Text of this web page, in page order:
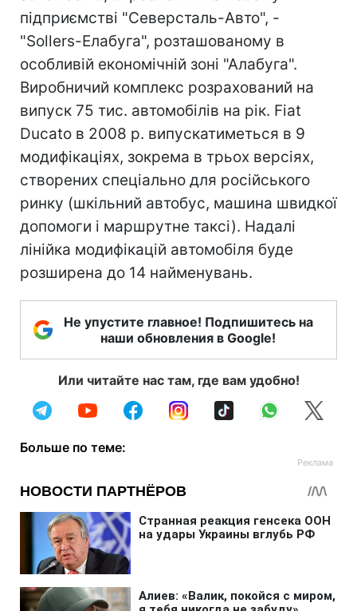
підприємстві "Северсталь-Авто", -
"Sollers-Елабуга", розташованому в
особливій економічній зоні "Алабуга".
Виробничий комплекс розрахований на
випуск 75 тис. автомобілів на рік. Fiat
Ducato в 2008 р. випускатиметься в 9
модифікаціях, зокрема в трьох версіях,
створених спеціально для російського
ринку (шкільний автобус, машина швидкої
допомоги і маршрутне таксі). Надалі
лінійка модифікацій автомобіля буде
розширена до 14 найменувань.
Не упустите главное! Подпишитесь на
наши обновления в Google!
Или читайте нас там, где вам удобно!
Больше по теме: